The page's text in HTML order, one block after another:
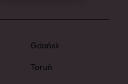
Gdańsk
Toruń